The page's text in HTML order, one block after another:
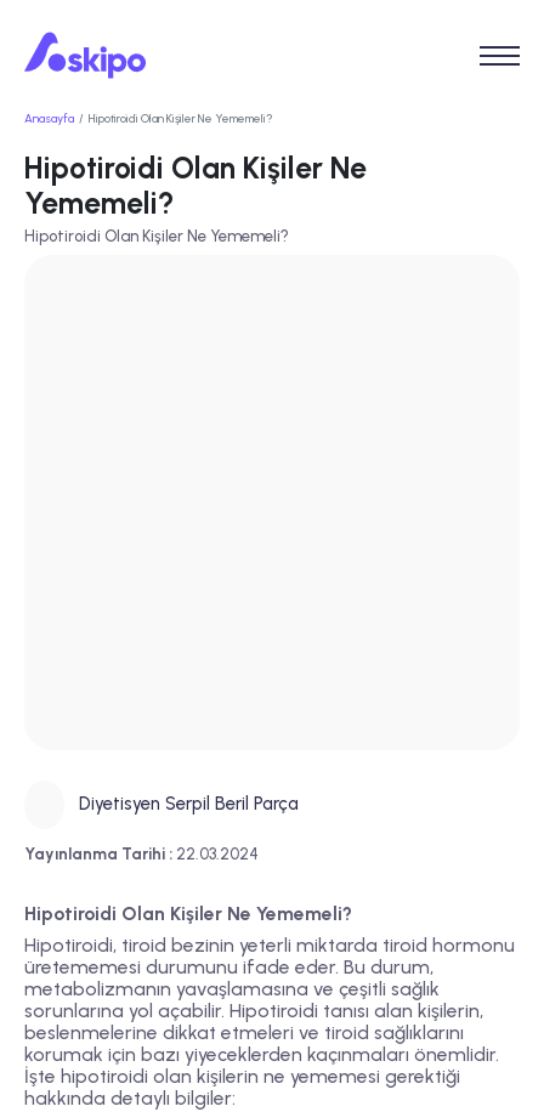
Anasayfa Hipotiroidi Olan Kişiler Ne Yememeli?
Hipotiroidi Olan Kişiler Ne
Yememeli?
Hipotiroidi Olan Kişiler Ne Yememeli?
Diyetisyen Serpil Beril Parça
Yayınlanma Tarihi : 22.03.2024
Hipotiroidi Olan Kişiler Ne Yememeli?
Hipotiroidi, tiroid bezinin yeterli miktarda tiroid hormonu
üretememesi durumunu ifade eder. Bu durum,
metabolizmanın yavaşlamasına ve çeşitli sağlık
sorunlarına yol açabilir. Hipotiroidi tanısı alan kişilerin,
beslenmelerine dikkat etmeleri ve tiroid sağlıklarını
korumak için bazı yiyeceklerden kaçınmaları önemlidir.
İşte hipotiroidi olan kişilerin ne yememesi gerektiği
hakkında detaylı bilgiler: